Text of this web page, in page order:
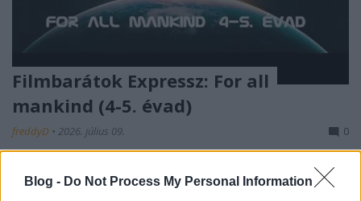
Blog - Do Not Process My Personal Information
Filmbarátok Expressz: For all
mankind (4-5. évad)
freddyD • 2026. július 09. 0
Egy hosszabb szünet után folytatódik
kibeszélősorozatunk az Apple TV sci-fi sorozatához.